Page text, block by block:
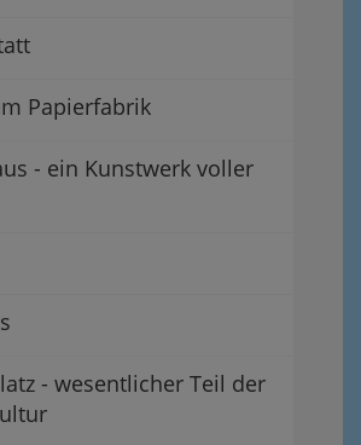
Papierfabrik
- ein Kunstwerk voller
- wesentlicher Teil der